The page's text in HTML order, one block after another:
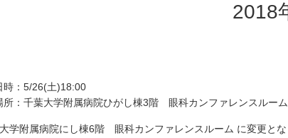
2018
時：5/26(土)18:00
所：千葉大学附属病院ひがし棟3階 眼科カンファレンスルーム
学附属病院にし棟6階 眼科カンファレンスルーム に変更とな